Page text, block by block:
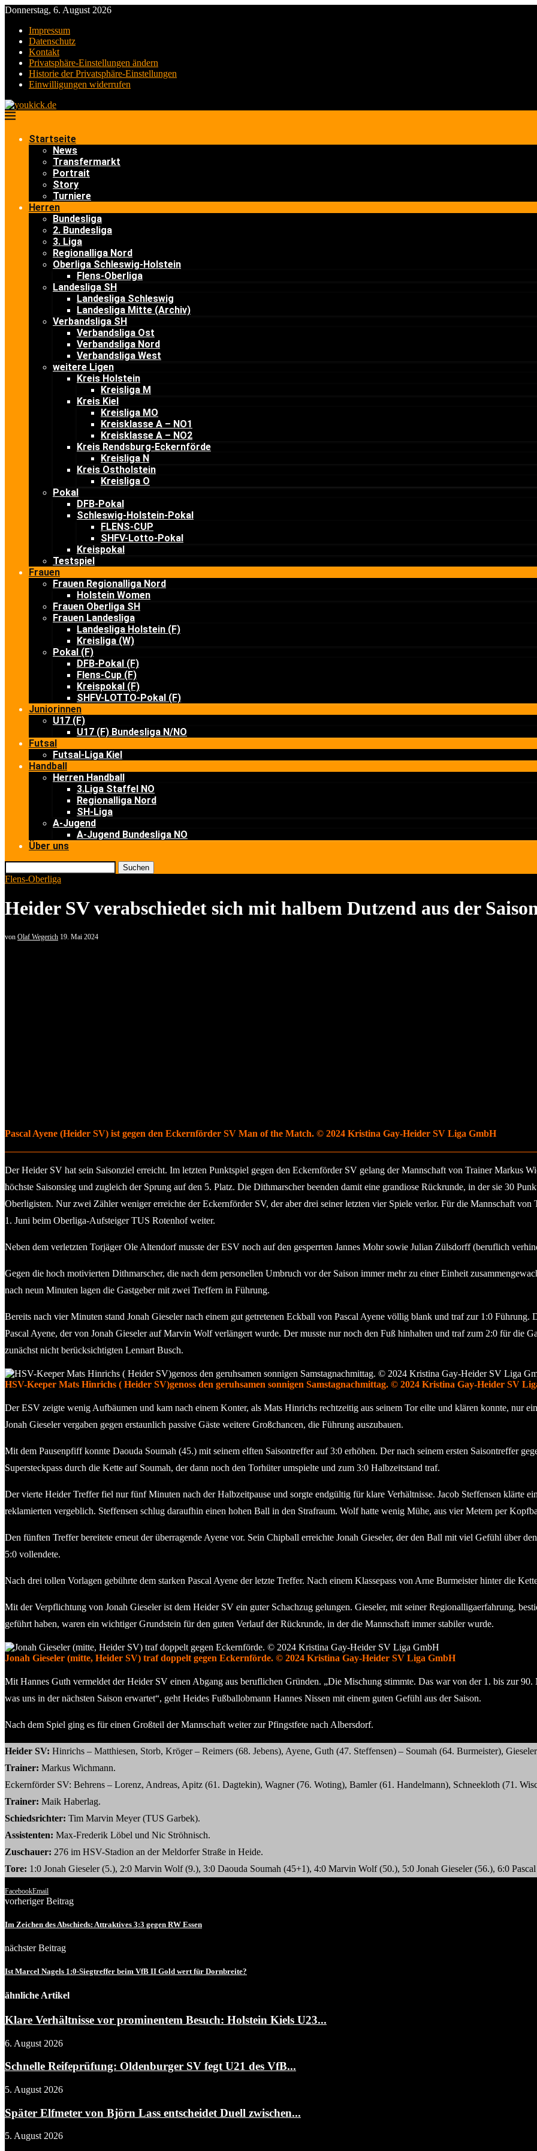
Donnerstag, 6. August 2026
Impressum
Datenschutz
Kontakt
Privatsphäre-Einstellungen ändern
Historie der Privatsphäre-Einstellungen
Einwilligungen widerrufen
Startseite
News
Transfermarkt
Portrait
Story
Turniere
Herren
Bundesliga
2. Bundesliga
3. Liga
Regionalliga Nord
Oberliga Schleswig-Holstein
Flens-Oberliga
Landesliga SH
Landesliga Schleswig
Landesliga Mitte (Archiv)
Verbandsliga SH
Verbandsliga Ost
Verbandsliga Nord
Verbandsliga West
weitere Ligen
Kreis Holstein
Kreisliga M
Kreis Kiel
Kreisliga MO
Kreisklasse A – NO1
Kreisklasse A – NO2
Kreis Rendsburg-Eckernförde
Kreisliga N
Kreis Ostholstein
Kreisliga O
Pokal
DFB-Pokal
Schleswig-Holstein-Pokal
FLENS-CUP
SHFV-Lotto-Pokal
Kreispokal
Testspiel
Frauen
Frauen Regionalliga Nord
Holstein Women
Frauen Oberliga SH
Frauen Landesliga
Landesliga Holstein (F)
Kreisliga (W)
Pokal (F)
DFB-Pokal (F)
Flens-Cup (F)
Kreispokal (F)
SHFV-LOTTO-Pokal (F)
Juniorinnen
U17 (F)
U17 (F) Bundesliga N/NO
Futsal
Futsal-Liga Kiel
Handball
Herren Handball
3.Liga Staffel NO
Regionalliga Nord
SH-Liga
A-Jugend
A-Jugend Bundesliga NO
Über uns
Suchen
Flens-Oberliga
Heider SV verabschiedet sich mit halbem Dutzend aus der
von Olaf Wegerich 19. Mai 2024
Pascal Ayene (Heider SV) ist gegen den Eckernförder SV Man of the Match. © 2024 Kristina Gay-Heider SV Liga GmbH
Der Heider SV hat sein Saisonziel erreicht. Im letzten Punktspiel gegen den Eckernförder SV gelang der Mannschaft von Trainer Markus
höchste Saisonsieg und zugleich der Sprung auf den 5. Platz. Die Dithmarscher beenden damit eine grandiose Rückrunde, in der sie 30
Oberligisten. Nur zwei Zähler weniger erreichte der Eckernförder SV, der aber drei seiner letzten vier Spiele verlor. Für die Mannschaft
1. Juni beim Oberliga-Aufsteiger TUS Rotenhof weiter.
Neben dem verletzten Torjäger Ole Altendorf musste der ESV noch auf den gesperrten Jannes Mohr sowie Julian Zülsdorff (beruflich
Gegen die hoch motivierten Dithmarscher, die nach dem personellen Umbruch vor der Saison immer mehr zu einer Einheit
nach neun Minuten lagen die Gastgeber mit zwei Treffern in Führung.
Bereits nach vier Minuten stand Jonah Gieseler nach einem gut getretenen Eckball von Pascal Ayene völlig blank und traf zur 1:0
Pascal Ayene, der von Jonah Gieseler auf Marvin Wolf verlängert wurde. Der musste nur noch den Fuß hinhalten und traf zum 2:0 für die
zunächst nicht berücksichtigten Lennart Busch.
HSV-Keeper Mats Hinrichs ( Heider SV)genoss den geruhsamen sonnigen Samstagnachmittag. © 2024 Kristina Gay-Heider SV
Der ESV zeigte wenig Aufbäumen und kam nach einem Konter, als Mats Hinrichs rechtzeitig aus seinem Tor eilte und klären konnte, nur
Jonah Gieseler vergaben gegen erstaunlich passive Gäste weitere Großchancen, die Führung auszubauen.
Mit dem Pausenpfiff konnte Daouda Soumah (45.) mit seinem elften Saisontreffer auf 3:0 erhöhen. Der nach seinem ersten Saisontreffer
Supersteckpass durch die Kette auf Soumah, der dann noch den Torhüter umspielte und zum 3:0 Halbzeitstand traf.
Der vierte Heider Treffer fiel nur fünf Minuten nach der Halbzeitpause und sorgte endgültig für klare Verhältnisse. Jacob Steffensen klärte
reklamierten vergeblich. Steffensen schlug daraufhin einen hohen Ball in den Strafraum. Wolf hatte wenig Mühe, aus vier Metern per
Den fünften Treffer bereitete erneut der überragende Ayene vor. Sein Chipball erreichte Jonah Gieseler, der den Ball mit viel Gefühl über
5:0 vollendete.
Nach drei tollen Vorlagen gebührte dem starken Pascal Ayene der letzte Treffer. Nach einem Klassepass von Arne Burmeister hinter die
Mit der Verpflichtung von Jonah Gieseler ist dem Heider SV ein guter Schachzug gelungen. Gieseler, mit seiner Regionalligaerfahrung,
geführt haben, waren ein wichtiger Grundstein für den guten Verlauf der Rückrunde, in der die Mannschaft immer stabiler wurde.
Jonah Gieseler (mitte, Heider SV) traf doppelt gegen Eckernförde. © 2024 Kristina Gay-Heider SV Liga GmbH
Mit Hannes Guth vermeldet der Heider SV einen Abgang aus beruflichen Gründen. „Die Mischung stimmte. Das war von der 1. bis zur
was uns in der nächsten Saison erwartet“, geht Heides Fußballobmann Hannes Nissen mit einem guten Gefühl aus der Saison.
Nach dem Spiel ging es für einen Großteil der Mannschaft weiter zur Pfingstfete nach Albersdorf.
Heider SV: Hinrichs – Matthiesen, Storb, Kröger – Reimers (68. Jebens), Ayene, Guth (47. Steffensen) – Soumah (64. Burmeister),
Trainer: Markus Wichmann.
Eckernförder SV: Behrens – Lorenz, Andreas, Apitz (61. Dagtekin), Wagner (76. Woting), Bamler (61. Handelmann), Schneekloth (71.
Trainer: Maik Haberlag.
Schiedsrichter: Tim Marvin Meyer (TUS Garbek).
Assistenten: Max-Frederik Löbel und Nic Ströhnisch.
Zuschauer: 276 im HSV-Stadion an der Meldorfer Straße in Heide.
Tore: 1:0 Jonah Gieseler (5.), 2:0 Marvin Wolf (9.), 3:0 Daouda Soumah (45+1), 4:0 Marvin Wolf (50.), 5:0 Jonah Gieseler (56.), 6:0
FacebookEmail
vorheriger Beitrag
Im Zeichen des Abschieds: Attraktives 3:3 gegen RW Essen
nächster Beitrag
Ist Marcel Nagels 1:0-Siegtreffer beim VfB II Gold wert für Dornbreite?
ähnliche Artikel
Klare Verhältnisse vor prominentem Besuch: Holstein Kiels U23...
6. August 2026
Schnelle Reifeprüfung: Oldenburger SV fegt U21 des VfB...
5. August 2026
Später Elfmeter von Björn Lass entscheidet Duell zwischen...
5. August 2026